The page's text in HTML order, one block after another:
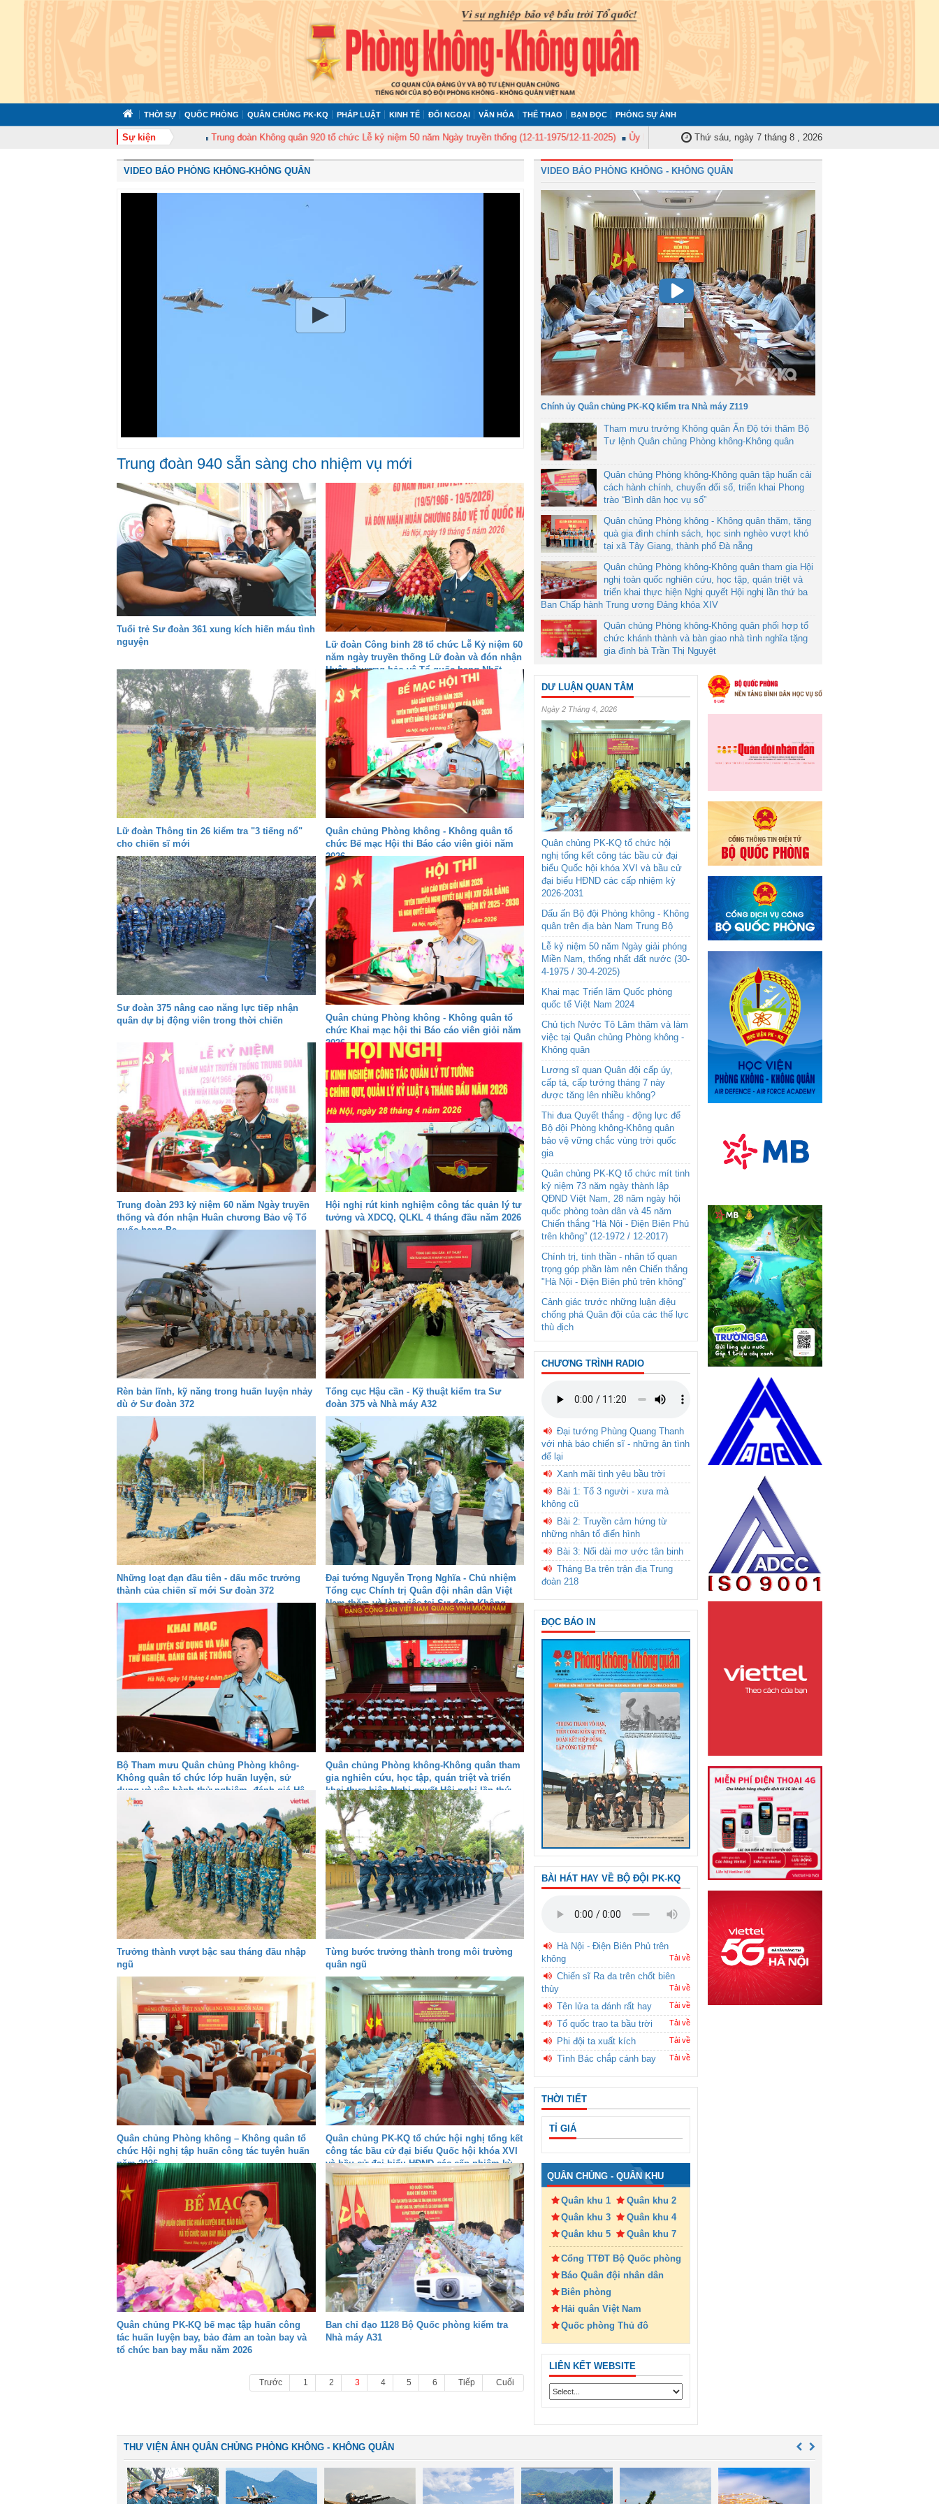
THỜI SỰ QUỐC PHÒNG QUÂN CHỦNG PK-KQ PHÁP LUẬT KINH TẾ ĐỐI NGOẠI VĂN HÓA THỂ THAO BẠN ĐỌC PHÓNG SỰ ẢNH
Sự kiện
372 tổ chức tập huấn cán bộ năm 2026 Trung đoàn Không quân 920 tổ chức Lễ kỷ niệm 50 năm Ngày truyền thống (12-11-1975/12-11-2025) Ủy ban Kiểm tra Quân ủy Trung ương tập huấn nghiệp vụ công tác kiểm tra, giám
Thứ sáu, ngày 7 tháng 8 , 2026
VIDEO BÁO PHÒNG KHÔNG-KHÔNG QUÂN
Trung đoàn 940 sẵn sàng cho nhiệm vụ mới
Tuổi trẻ Sư đoàn 361 xung kích hiến máu tình
nguyện
Lữ đoàn Công binh 28 tổ chức Lễ Kỷ niệm 60
năm ngày truyền thống Lữ đoàn và đón nhận
Huân chương bảo vệ Tổ quốc hạng Nhất
Lữ đoàn Thông tin 26 kiểm tra "3 tiếng nổ"
cho chiến sĩ mới
Quân chủng Phòng không - Không quân tổ
chức Bế mạc Hội thi Báo cáo viên giỏi năm
2026
Sư đoàn 375 nâng cao năng lực tiếp nhận
quân dự bị động viên trong thời chiến
Quân chủng Phòng không - Không quân tổ
chức Khai mạc hội thi Báo cáo viên giỏi năm
2026
Trung đoàn 293 kỷ niệm 60 năm Ngày truyền
thống và đón nhận Huân chương Bảo vệ Tổ
quốc hạng Ba
Hội nghị rút kinh nghiệm công tác quản lý tư
tưởng và XDCQ, QLKL 4 tháng đầu năm 2026
Rèn bản lĩnh, kỹ năng trong huấn luyện nhảy
dù ở Sư đoàn 372
Tổng cục Hậu cần - Kỹ thuật kiểm tra Sư
đoàn 375 và Nhà máy A32
Những loạt đạn đầu tiên - dấu mốc trưởng
thành của chiến sĩ mới Sư đoàn 372
Đại tướng Nguyễn Trọng Nghĩa - Chủ nhiệm
Tổng cục Chính trị Quân đội nhân dân Việt
Nam thăm và làm việc tại Sư đoàn Không
quân 372
Bộ Tham mưu Quân chủng Phòng không-
Không quân tổ chức lớp huấn luyện, sử
dụng và vận hành thử nghiệm, đánh giá Hệ
thống VQ2-M3
Quân chủng Phòng không-Không quân tham
gia nghiên cứu, học tập, quán triệt và triển
khai thực hiện Nghị quyết Hội nghị lần thứ
hai, Ban Chấp hành Trung ương Đảng khóa
XIV
Trưởng thành vượt bậc sau tháng đầu nhập
ngũ
Từng bước trưởng thành trong môi trường
quân ngũ
Quân chủng Phòng không – Không quân tổ
chức Hội nghị tập huấn công tác tuyên huấn
năm 2026
Quân chủng PK-KQ tổ chức hội nghị tổng kết
công tác bầu cử đại biểu Quốc hội khóa XVI
và bầu cử đại biểu HĐND các cấp nhiệm kỳ
2026-2031
Quân chủng PK-KQ bế mạc tập huấn công
tác huấn luyện bay, bảo đảm an toàn bay và
tổ chức ban bay mẫu năm 2026
Ban chỉ đạo 1128 Bộ Quốc phòng kiểm tra
Nhà máy A31
Trước 1 2 3 4 5 6 Tiếp Cuối
VIDEO BÁO PHÒNG KHÔNG - KHÔNG QUÂN
Chính ủy Quân chủng PK-KQ kiểm tra Nhà máy Z119
Tham mưu trưởng Không quân Ấn Độ tới thăm Bộ
Tư lệnh Quân chủng Phòng không-Không quân
Quân chủng Phòng không-Không quân tập huấn cải
cách hành chính, chuyển đổi số, triển khai Phong
trào “Bình dân học vụ số”
Quân chủng Phòng không - Không quân thăm, tặng
quà gia đình chính sách, học sinh nghèo vượt khó
tại xã Tây Giang, thành phố Đà nẵng
Quân chủng Phòng không-Không quân tham gia Hội
nghị toàn quốc nghiên cứu, học tập, quán triệt và
triển khai thực hiện Nghị quyết Hội nghị lần thứ ba
Ban Chấp hành Trung ương Đảng khóa XIV
Quân chủng Phòng không-Không quân phối hợp tổ
chức khánh thành và bàn giao nhà tình nghĩa tặng
gia đình bà Trần Thị Nguyệt
DƯ LUẬN QUAN TÂM
Ngày 2 Tháng 4, 2026
Quân chủng PK-KQ tổ chức hội
nghị tổng kết công tác bầu cử đại
biểu Quốc hội khóa XVI và bầu cử
đại biểu HĐND các cấp nhiệm kỳ
2026-2031
Dấu ấn Bộ đội Phòng không - Không
quân trên địa bàn Nam Trung Bộ
Lễ kỷ niệm 50 năm Ngày giải phóng
Miền Nam, thống nhất đất nước (30-
4-1975 / 30-4-2025)
Khai mạc Triển lãm Quốc phòng
quốc tế Việt Nam 2024
Chủ tịch Nước Tô Lâm thăm và làm
việc tại Quân chủng Phòng không -
Không quân
Lương sĩ quan Quân đội cấp úy,
cấp tá, cấp tướng tháng 7 này
được tăng lên nhiều không?
Thi đua Quyết thắng - động lực để
Bộ đội Phòng không-Không quân
bảo vệ vững chắc vùng trời quốc
gia
Quân chủng PK-KQ tổ chức mít tinh
kỷ niệm 73 năm ngày thành lập
QĐND Việt Nam, 28 năm ngày hội
quốc phòng toàn dân và 45 năm
Chiến thắng “Hà Nội - Điện Biên Phủ
trên không” (12-1972 / 12-2017)
Chính trị, tinh thần - nhân tố quan
trọng góp phần làm nên Chiến thắng
"Hà Nội - Điện Biên phủ trên không"
Cảnh giác trước những luận điệu
chống phá Quân đội của các thế lực
thù địch
CHƯƠNG TRÌNH RADIO
Đại tướng Phùng Quang Thanh
với nhà báo chiến sĩ - những ân tình
để lại
Xanh mãi tình yêu bầu trời
Bài 1: Tổ 3 người - xưa mà
không cũ
Bài 2: Truyền cảm hứng từ
những nhân tố điển hình
Bài 3: Nối dài mơ ước tân binh
Tháng Ba trên trận địa Trung
đoàn 218
ĐỌC BÁO IN
BÀI HÁT HAY VỀ BỘ ĐỘI PK-KQ
Hà Nội - Điện Biên Phủ trên
không
Tải về
Chiến sĩ Ra đa trên chốt biên
thùy
Tải về
Tên lửa ta đánh rất hay Tải về
Tổ quốc trao ta bầu trời Tải về
Phi đội ta xuất kích Tải về
Tình Bác chắp cánh bay Tải về
THỜI TIẾT
TỈ GIÁ
QUÂN CHỦNG - QUÂN KHU
Quân khu 1
Quân khu 2
Quân khu 3
Quân khu 4
Quân khu 5
Quân khu 7
Cổng TTĐT Bộ Quốc phòng
Báo Quân đội nhân dân
Biên phòng
Hải quân Việt Nam
Quốc phòng Thủ đô
LIÊN KẾT WEBSITE
THƯ VIỆN ẢNH QUÂN CHỦNG PHÒNG KHÔNG - KHÔNG QUÂN